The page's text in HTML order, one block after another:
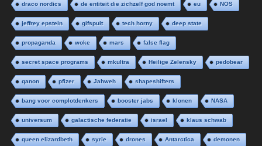
draco nordics de entiteit die zichzelf god noemt eu NOS
jeffrey epstein gifspuit tech horny deep state
propaganda woke mars false flag
secret space programs mkultra Heilige Zelensky pedobear
qanon pfizer Jahweh shapeshifters
bang voor complotdenkers booster jabs klonen NASA
universum galactische federatie israel klaus schwab
queen elizardbeth syrie drones Antarctica demonen